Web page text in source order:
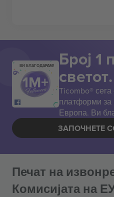
ВИ БЛАГОДАРАМ! Број 1
светот.
Ticombo® сега
платформи
Европа. Ви
ЗАПОЧНЕТЕ
Печат на
Комисијата на